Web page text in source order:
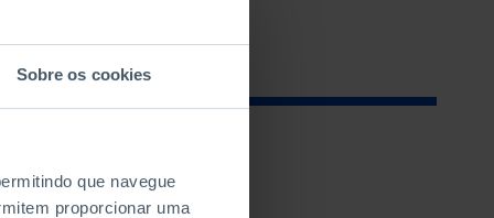
Sobre os cookies
que navegue
proporcionar uma